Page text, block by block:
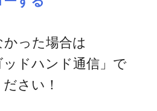
った場合は
ドハンド通信」で
さい！